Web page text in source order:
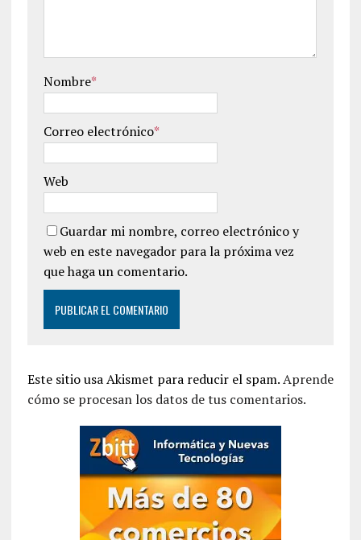
Nombre*
Correo electrónico*
Web
Guardar mi nombre, correo electrónico y
web en este navegador para la próxima vez
que haga un comentario.
Este sitio usa Akismet para reducir el spam.Aprende
cómo se procesan los datos de tus comentarios.